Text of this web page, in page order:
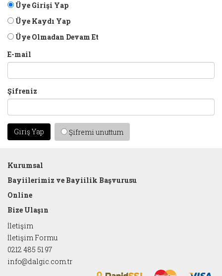
Üye Girişi Yap
Üye Kaydı Yap
Üye Olmadan Devam Et
E-mail
Şifreniz
Giriş Yap Şifremi unuttum
Kurumsal
Bayiilerimiz ve Bayiilik Başvurusu
Online
Bize Ulaşın
İletişim
İletişim Formu
0212 485 51 97
info@dalgic.com.tr